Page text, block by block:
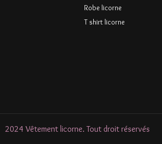
Robe licorne
T shirt licorne
2024 Vêtement licorne. Tout droit réservés